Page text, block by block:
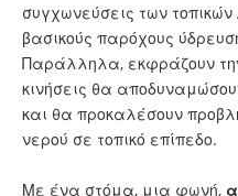
συγχωνεύσεις των
βασικούς παρόχους
Παράλληλα, εκφράζουν
κινήσεις θα
και θα προκαλέσουν
νερού σε τοπικό επίπεδο.
Με ένα στόμα, μια φωνή,